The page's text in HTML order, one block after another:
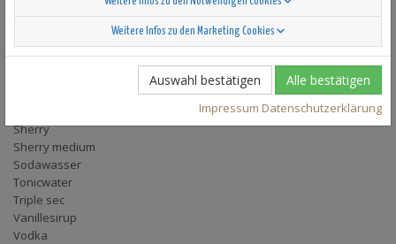
Rotwein
Sherry
Sherry medium
Sodawasser
Tonicwater
Triple sec
Vanillesirup
Vodka
Weitere Infos zu den Marketing Cookies
Auswahl bestätigen Alle bestätigen
Impressum Datenschutzerklärung